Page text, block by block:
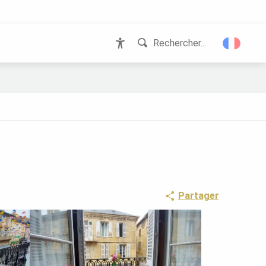
Rechercher...
Partager